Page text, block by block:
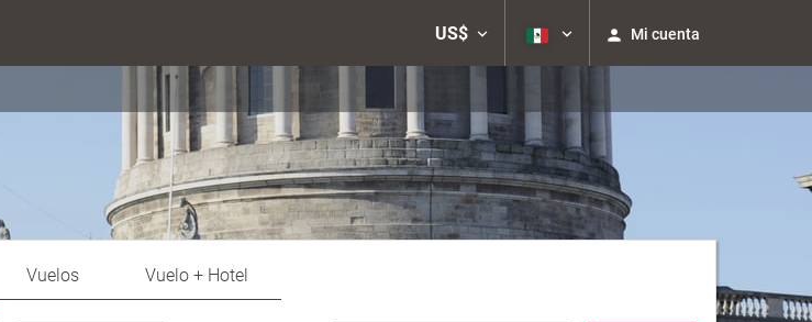
US$ Mi cuenta
Vuelos Vuelo + Hotel